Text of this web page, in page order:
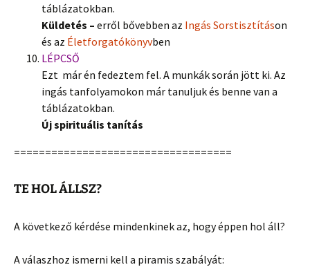
táblázatokban.
Küldetés – erről bővebben az Ingás Sorstisztításon
és az Életforgatókönyvben
LÉPCSŐ
Ezt már én fedeztem fel. A munkák során jött ki. Az
ingás tanfolyamokon már tanuljuk és benne van a
táblázatokban.
Új spirituális tanítás
===================================
TE HOL ÁLLSZ?
A következő kérdése mindenkinek az, hogy éppen hol áll?
A válaszhoz ismerni kell a piramis szabályát: